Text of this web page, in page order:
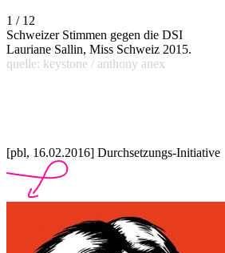
1 / 12
Schweizer Stimmen gegen die DSI
Lauriane Sallin, Miss Schweiz 2015.
quelle: keystone / anthony anex
[pbl, 16.02.2016] Durchsetzungs-Initiative